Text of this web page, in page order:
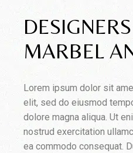
MARBEL
Lorem ipsum dolor sit
elit, sed do eiusmod
dolore magna aliqua. Ut
nostrud exercitation
ea commodo consequat.